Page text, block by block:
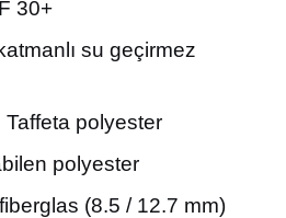
30+
su geçirmez
Taffeta polyester
polyester
(8.5 / 12.7 mm)